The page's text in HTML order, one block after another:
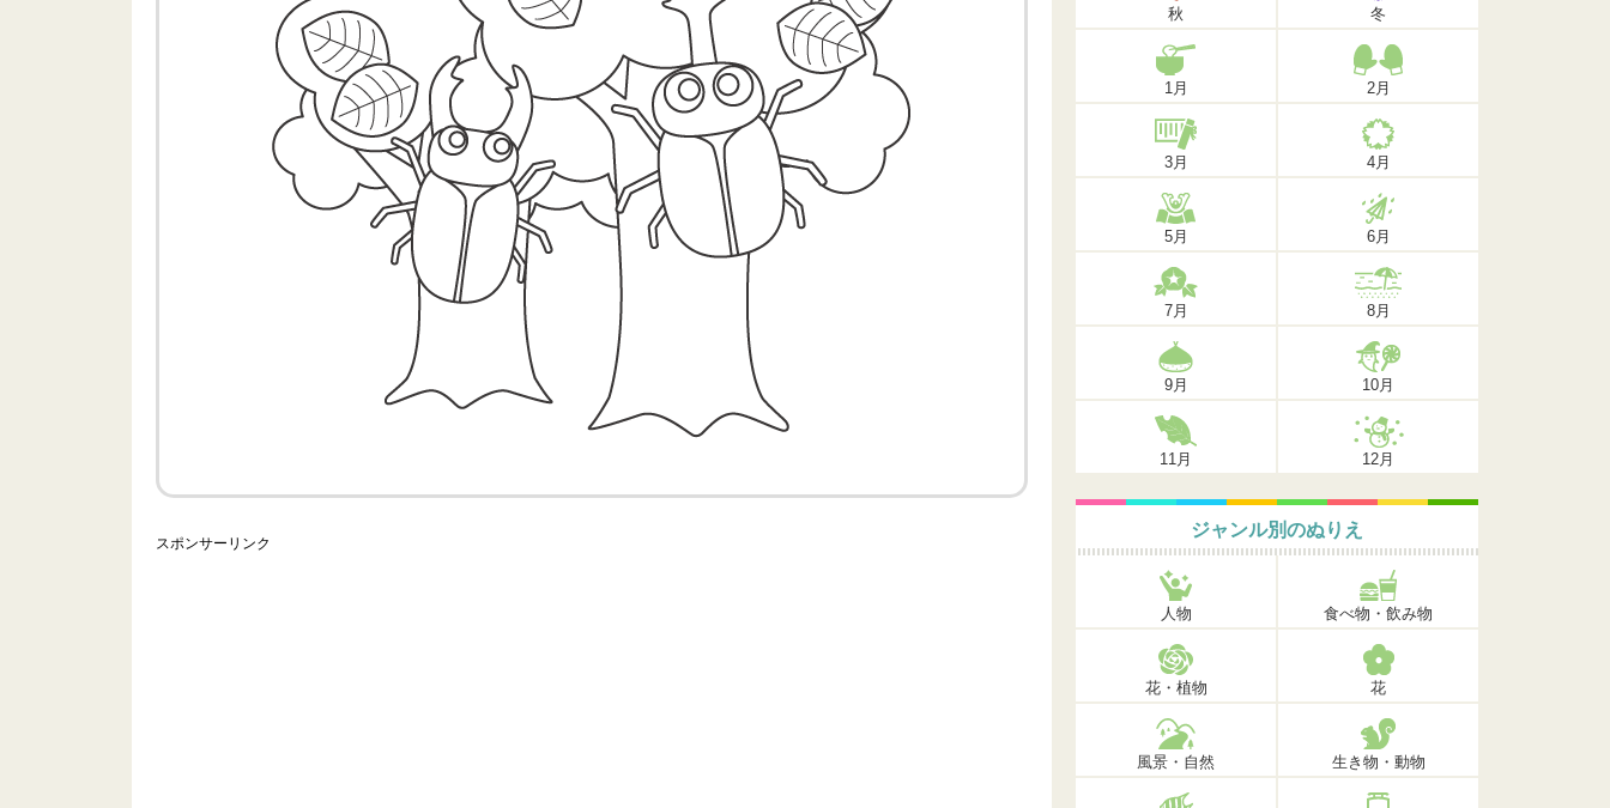
スポンサーリンク
秋 冬
1月 2月
3月 4月
5月 6月
7月 8月
9月 10月
11月 12月
ジャンル別のぬりえ
人物 食べ物・飲み物
花・植物 花
風景・自然 生き物・動物